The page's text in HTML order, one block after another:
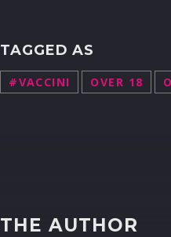
TAGGED AS
#VACCINI OVER 18
THE AUTHOR